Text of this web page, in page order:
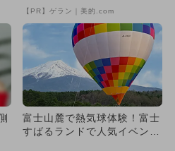
が誕生！
【PR】ゲラン｜美的.com
富士山麓で熱気球体験！富士
すばるランドで人気イベント